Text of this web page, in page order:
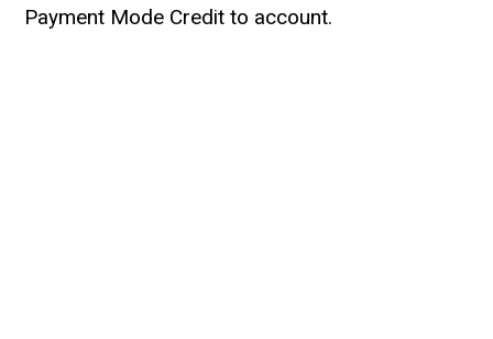
Payment Mode Credit to account.